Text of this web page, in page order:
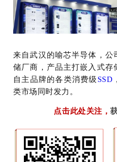
来自武汉的喻芯半导体，公
储厂商，产品主打嵌入式存
自主品牌的各类消费级 SSD
类市场同时发力。
点击此处关注 ，